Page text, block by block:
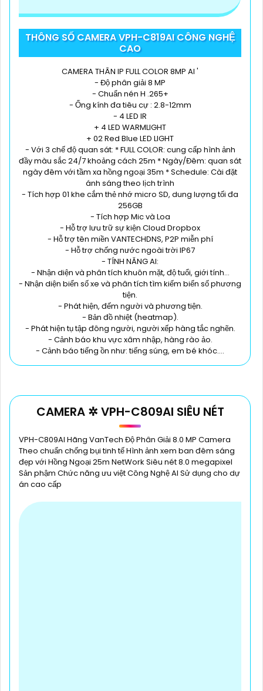
THÔNG SỐ CAMERA VPH-C819AI CÔNG NGHỆ
CAO
CAMERA THÂN IP FULL COLOR 8MP AI '
- Độ phân giải 8 MP
- Chuẩn nén H .265+
- Ống kính đa tiêu cự : 2.8-12mm
- 4 LED IR
+ 4 LED WARMLIGHT
+ 02 Red Blue LED LIGHT
- Với 3 chế độ quan sát: * FULL COLOR: cung cấp hình ảnh
đầy màu sắc 24/7 khoảng cách 25m * Ngày/Đêm: quan sát
ngày đêm với tầm xa hồng ngoại 35m * Schedule: Cài đặt
ánh sáng theo lịch trình
- Tích hợp 01 khe cắm thẻ nhớ micro SD, dung lượng tối đa
256GB
- Tích hợp Mic và Loa
- Hỗ trợ lưu trữ sự kiện Cloud Dropbox
- Hỗ trợ tên miền VANTECHDNS, P2P miễn phí
- Hỗ trợ chống nước ngoài trời IP67
- TÍNH NĂNG AI:
- Nhận diện và phân tích khuôn mặt, độ tuổi, giới tính...
- Nhận diện biển số xe và phân tích tìm kiếm biển số phương
tiện.
- Phát hiện, đếm người và phương tiện.
- Bản đồ nhiệt (heatmap).
- Phát hiện tụ tập đông người, người xếp hàng tắc nghẽn.
- Cảnh báo khu vực xâm nhập, hàng rào ảo.
- Cảnh báo tiếng ồn như: tiếng súng, em bé khóc….
CAMERA ✲ VPH-C809AI SIÊU NÉT
VPH-C809AI Hãng VanTech Độ Phân Giải 8.0 MP Camera
Theo chuẩn chống bụi tinh tế Hình ảnh xem ban đêm sáng
đẹp với Hồng Ngoại 25m NetWork Siêu nét 8.0 megapixel
Sản phậm Chức năng ưu việt Công Nghệ AI Sử dụng cho dự
án cao cấp